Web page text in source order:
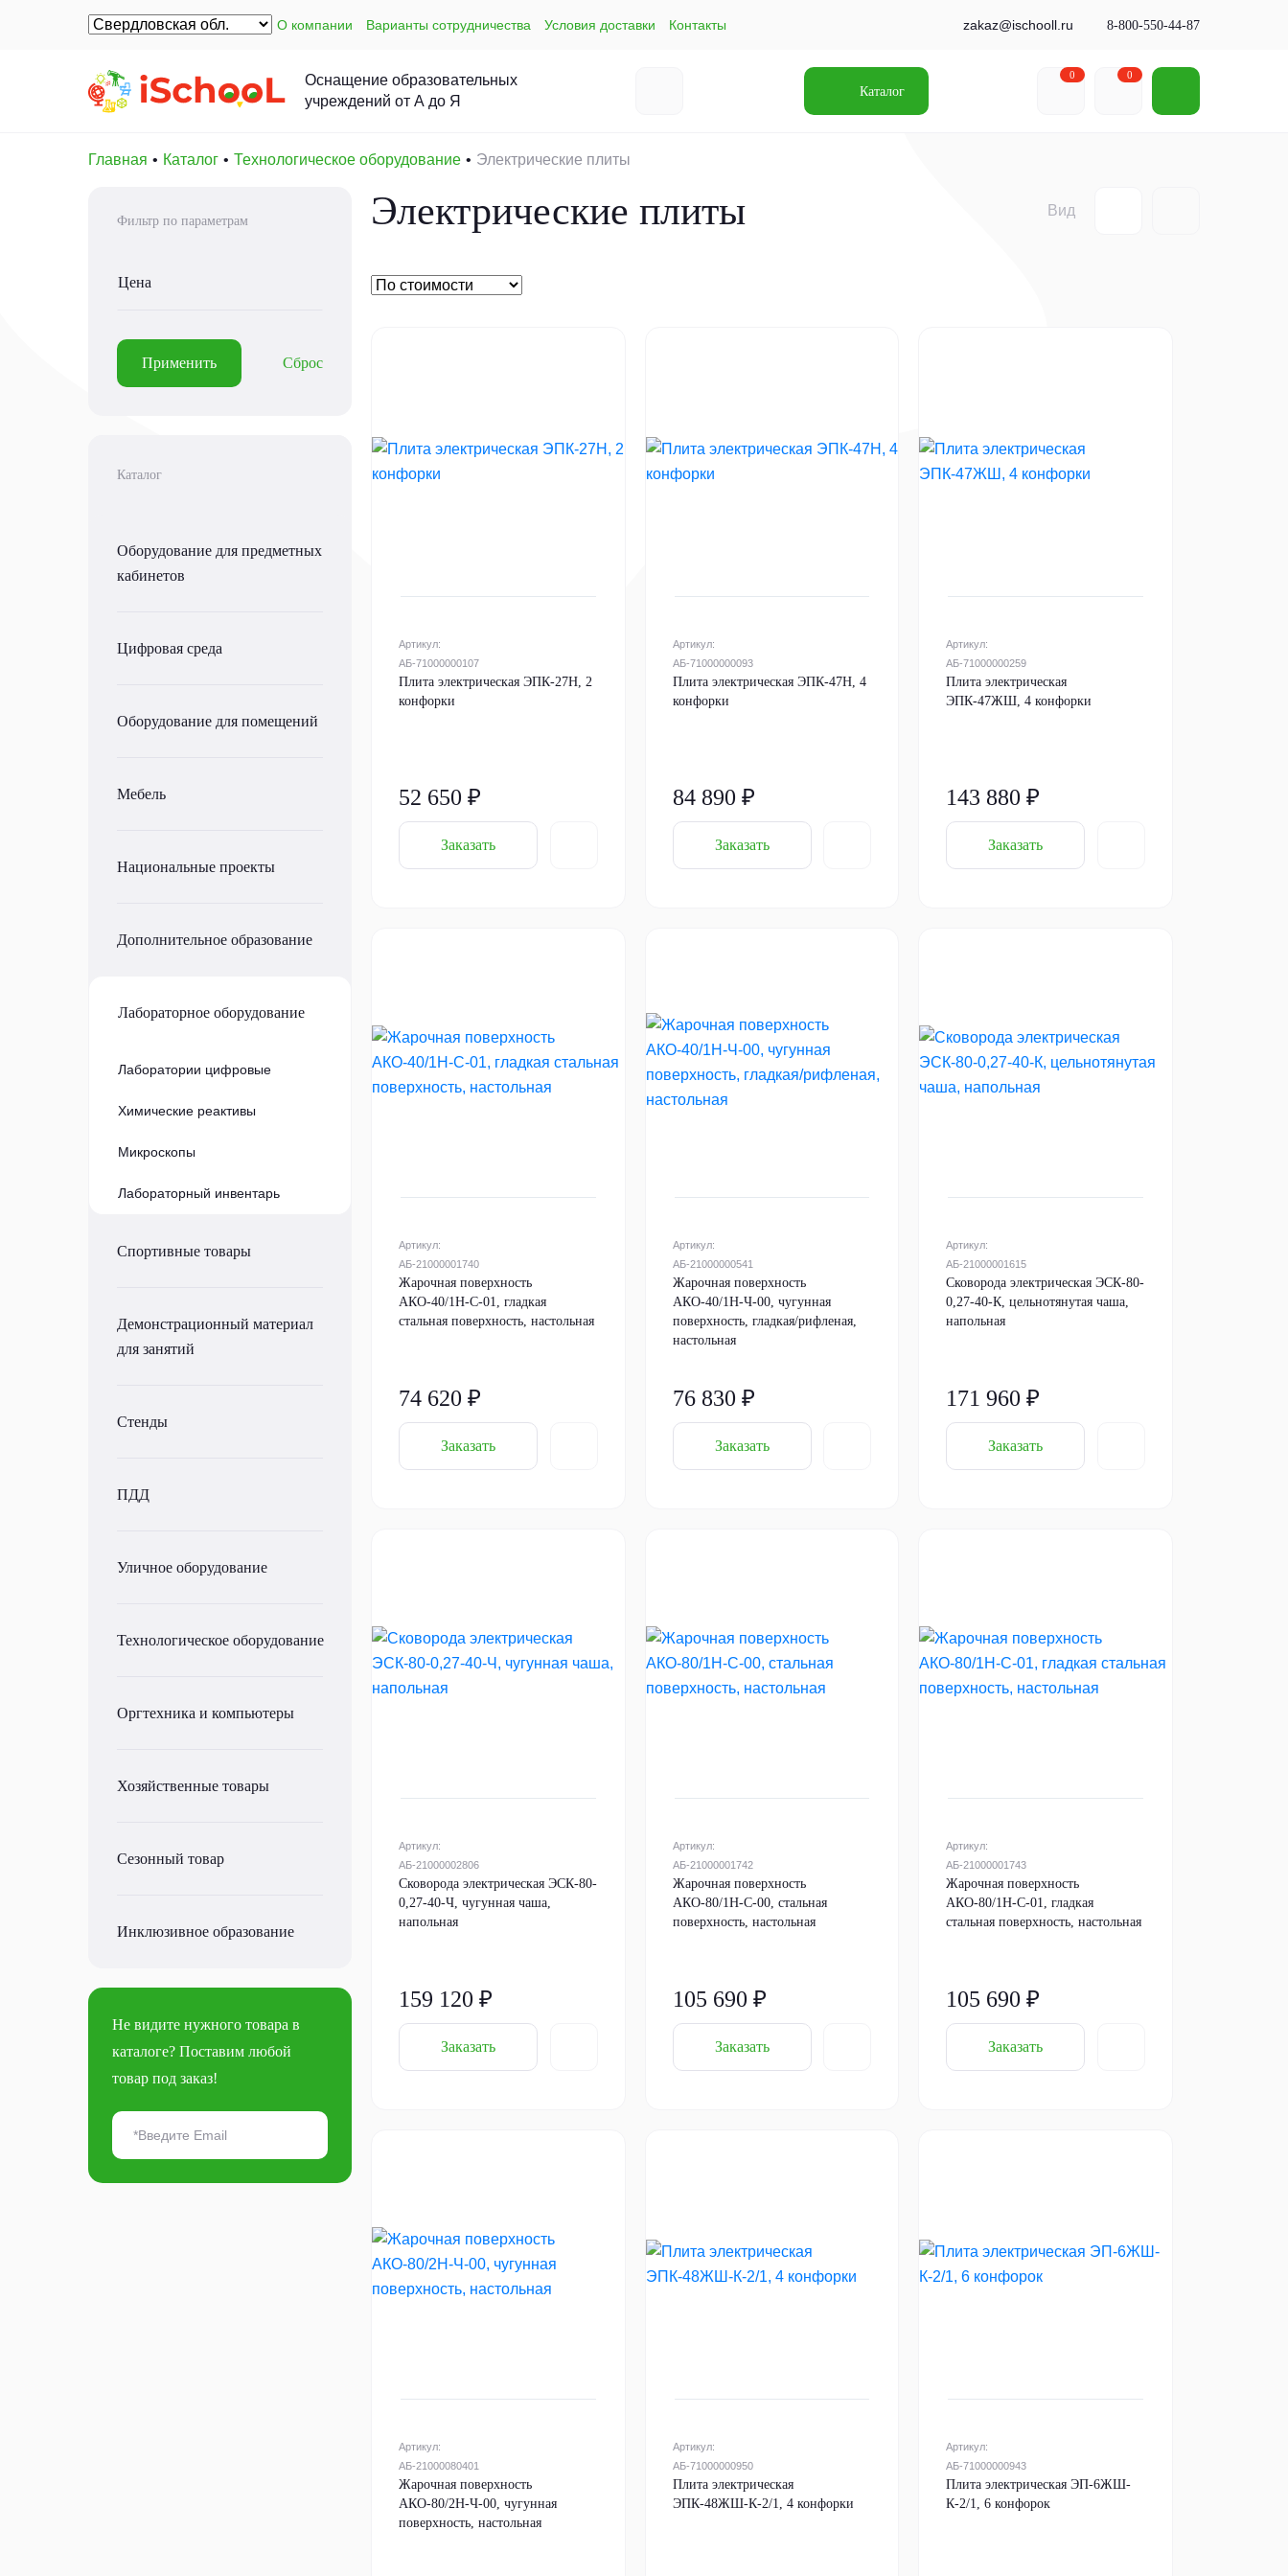
О компании Варианты сотрудничества Условия доставки Контакты zakaz@ischooll.ru 8-800-550-44-87
Оснащение образовательных
учреждений от А до Я
Каталог
0 0
Главная Каталог Технологическое оборудование Электрические плиты
Фильтр по параметрам
Цена
Применить Сброс
Каталог
Оборудование для предметных
кабинетов
Цифровая среда
Оборудование для помещений
Мебель
Национальные проекты
Дополнительное образование
Лабораторное оборудование
Лаборатории цифровые
Химические реактивы
Микроскопы
Лабораторный инвентарь
Спортивные товары
Демонстрационный материал
для занятий
Стенды
ПДД
Уличное оборудование
Технологическое оборудование
Оргтехника и компьютеры
Хозяйственные товары
Сезонный товар
Инклюзивное образование
Не видите нужного товара в
каталоге? Поставим любой
товар под заказ!
Электрические плиты Вид
Артикул:
АБ-71000000107
Плита электрическая ЭПК-27Н, 2
конфорки
52 650 ₽
Заказать
Артикул:
АБ-71000000093
Плита электрическая ЭПК-47Н, 4
конфорки
84 890 ₽
Заказать
Артикул:
АБ-71000000259
Плита электрическая
ЭПК-47ЖШ, 4 конфорки
143 880 ₽
Заказать
Артикул:
АБ-21000001740
Жарочная поверхность
АКО-40/1Н-С-01, гладкая
стальная поверхность, настольная
74 620 ₽
Заказать
Артикул:
АБ-21000000541
Жарочная поверхность
АКО-40/1Н-Ч-00, чугунная
поверхность, гладкая/рифленая,
настольная
76 830 ₽
Заказать
Артикул:
АБ-21000001615
Сковорода электрическая ЭСК-80-
0,27-40-К, цельнотянутая чаша,
напольная
171 960 ₽
Заказать
Артикул:
АБ-21000002806
Сковорода электрическая ЭСК-80-
0,27-40-Ч, чугунная чаша,
напольная
159 120 ₽
Заказать
Артикул:
АБ-21000001742
Жарочная поверхность
АКО-80/1Н-С-00, стальная
поверхность, настольная
105 690 ₽
Заказать
Артикул:
АБ-21000001743
Жарочная поверхность
АКО-80/1Н-С-01, гладкая
стальная поверхность, настольная
105 690 ₽
Заказать
Артикул:
АБ-21000080401
Жарочная поверхность
АКО-80/2Н-Ч-00, чугунная
поверхность, настольная
Артикул:
АБ-71000000950
Плита электрическая
ЭПК-48ЖШ-К-2/1, 4 конфорки
Артикул:
АБ-71000000943
Плита электрическая ЭП-6ЖШ-
К-2/1, 6 конфорок